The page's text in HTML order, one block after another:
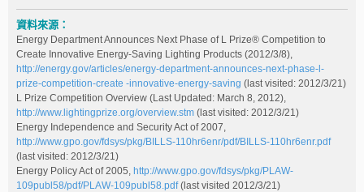
資料來源：
Energy Department Announces Next Phase of L Prize® Competition to
Create Innovative Energy-Saving Lighting Products (2012/3/8),
http://energy.gov/articles/energy-department-announces-next-phase-l-
prize-competition-create -innovative-energy-saving (last visited: 2012/3/21)
L Prize Competition Overview (Last Updated: March 8, 2012),
http://www.lightingprize.org/overview.stm (last visited: 2012/3/21)
Energy Independence and Security Act of 2007,
http://www.gpo.gov/fdsys/pkg/BILLS-110hr6enr/pdf/BILLS-110hr6enr.pdf
(last visited: 2012/3/21)
Energy Policy Act of 2005, http://www.gpo.gov/fdsys/pkg/PLAW-
109publ58/pdf/PLAW-109publ58.pdf(last visited 2012/3/21)